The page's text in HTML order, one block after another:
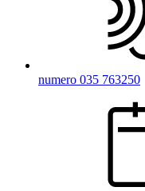
numero 035 763250